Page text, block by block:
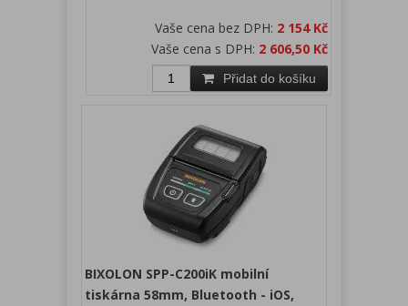
Vaše cena bez DPH: 2 154 Kč
Vaše cena s DPH: 2 606,50 Kč
Přidat do košíku
BIXOLON SPP-C200iK mobilní
tiskárna 58mm, Bluetooth - iOS,